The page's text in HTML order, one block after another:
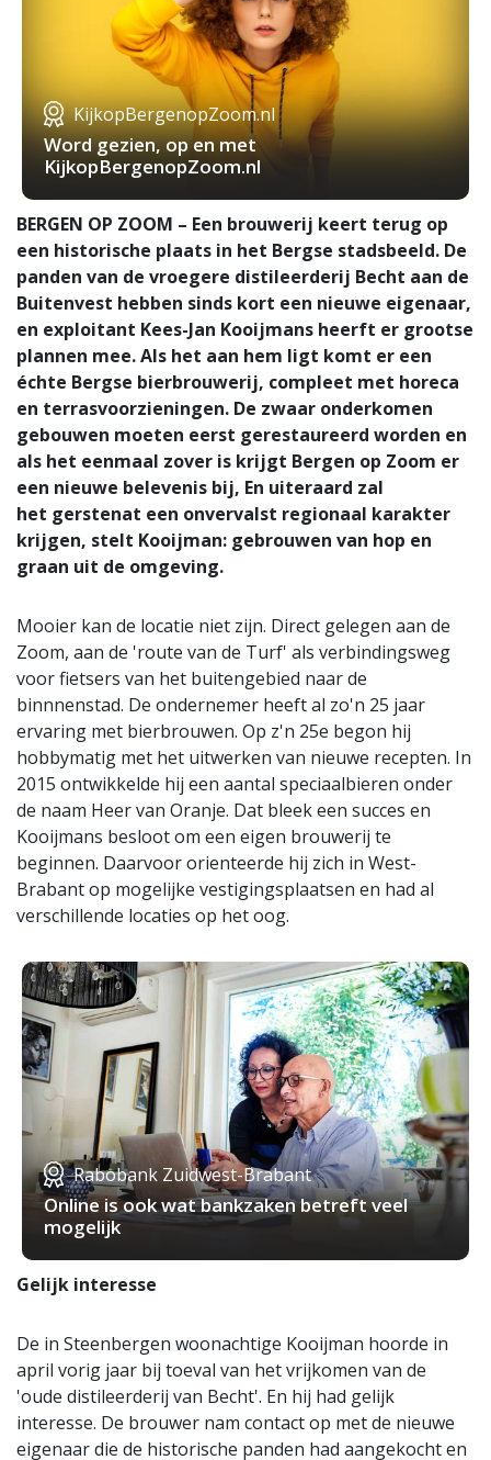
KijkopBergenopZoom.nl
Word gezien, op en met
KijkopBergenopZoom.nl
BERGEN OP ZOOM – Een brouwerij keert terug op
een historische plaats in het Bergse stadsbeeld. De
panden van de vroegere distileerderij Becht aan de
Buitenvest hebben sinds kort een nieuwe eigenaar,
en exploitant Kees-Jan Kooijmans heerft er grootse
plannen mee. Als het aan hem ligt komt er een
échte Bergse bierbrouwerij, compleet met horeca
en terrasvoorzieningen. De zwaar onderkomen
gebouwen moeten eerst gerestaureerd worden en
als het eenmaal zover is krijgt Bergen op Zoom er
een nieuwe belevenis bij, En uiteraard zal
het gerstenat een onvervalst regionaal karakter
krijgen, stelt Kooijman: gebrouwen van hop en
graan uit de omgeving.
Mooier kan de locatie niet zijn. Direct gelegen aan de
Zoom, aan de 'route van de Turf' als verbindingsweg
voor fietsers van het buitengebied naar de
binnnenstad. De ondernemer heeft al zo'n 25 jaar
ervaring met bierbrouwen. Op z'n 25e begon hij
hobbymatig met het uitwerken van nieuwe recepten. In
2015 ontwikkelde hij een aantal speciaalbieren onder
de naam Heer van Oranje. Dat bleek een succes en
Kooijmans besloot om een eigen brouwerij te
beginnen. Daarvoor orienteerde hij zich in West-
Brabant op mogelijke vestigingsplaatsen en had al
verschillende locaties op het oog.
Rabobank Zuidwest-Brabant
Online is ook wat bankzaken betreft veel
mogelijk
Gelijk interesse
De in Steenbergen woonachtige Kooijman hoorde in
april vorig jaar bij toeval van het vrijkomen van de
'oude distileerderij van Becht'. En hij had gelijk
interesse. De brouwer nam contact op met de nieuwe
eigenaar die de historische panden had aangekocht en